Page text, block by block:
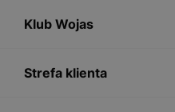
Klub Wojas
Strefa klienta